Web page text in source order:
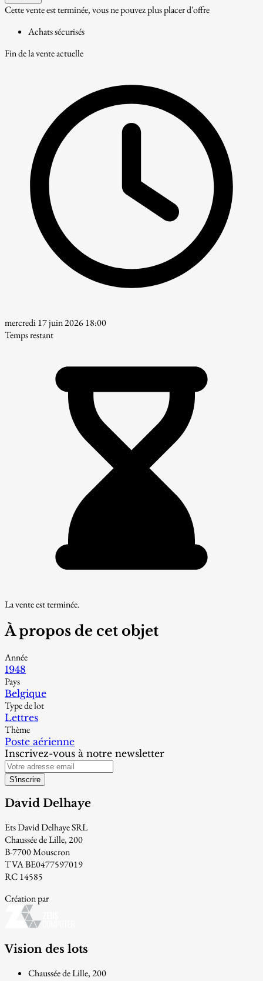
Cette vente est terminée, vous ne pouvez plus placer d'offre
Achats sécurisés
Fin de la vente actuelle
mercredi 17 juin 2026 18:00
Temps restant
La vente est terminée.
À propos de cet objet
Année
1948
Pays
Belgique
Type de lot
Lettres
Thème
Poste aérienne
Inscrivez-vous à notre newsletter
S'inscrire
David Delhaye
Ets David Delhaye SRL
Chaussée de Lille, 200
B-7700 Mouscron
TVA BE0477597019
RC 14585
Création par
Vision des lots
Chaussée de Lille, 200